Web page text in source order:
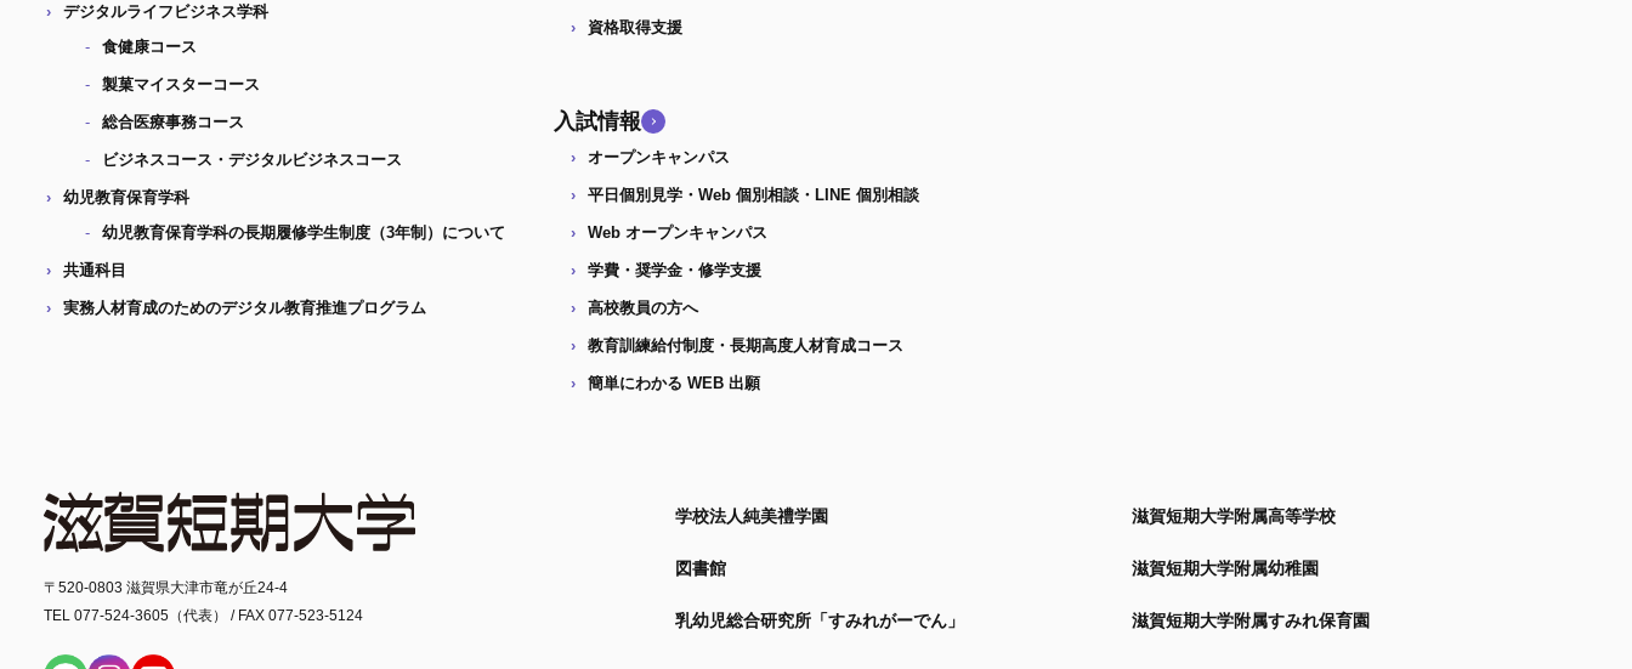
デジタルライフビジネス学科
食健康コース
製菓マイスターコース
総合医療事務コース
ビジネスコース・デジタルビジネスコース
幼児教育保育学科
幼児教育保育学科の長期履修学生制度（3年制）について
共通科目
実務人材育成のためのデジタル教育推進プログラム
資格取得支援
入試情報
オープンキャンパス
平日個別見学・Web 個別相談・LINE 個別相談
Web オープンキャンパス
学費・奨学金・修学支援
高校教員の方へ
教育訓練給付制度・長期高度人材育成コース
簡単にわかる WEB 出願
〒520-0803 滋賀県大津市竜が丘24-4
TEL 077-524-3605（代表） / FAX 077-523-5124
学校法人純美禮学園
図書館
乳幼児総合研究所「すみれがーでん」
滋賀短期大学附属高等学校
滋賀短期大学附属幼稚園
滋賀短期大学附属すみれ保育園